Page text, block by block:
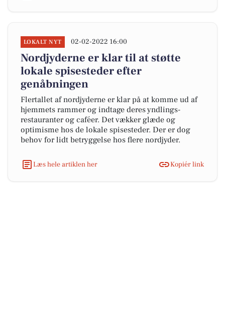
LOKALT NYT 02-02-2022 16:00
Nordjyderne er klar til at støtte
lokale spisesteder efter
genåbningen
Flertallet af nordjyderne er klar på at komme ud af
hjemmets rammer og indtage deres yndlings-
restauranter og caféer. Det vækker glæde og
optimisme hos de lokale spisesteder. Der er dog
behov for lidt betryggelse hos flere nordjyder.
Læs hele artiklen her Kopiér link